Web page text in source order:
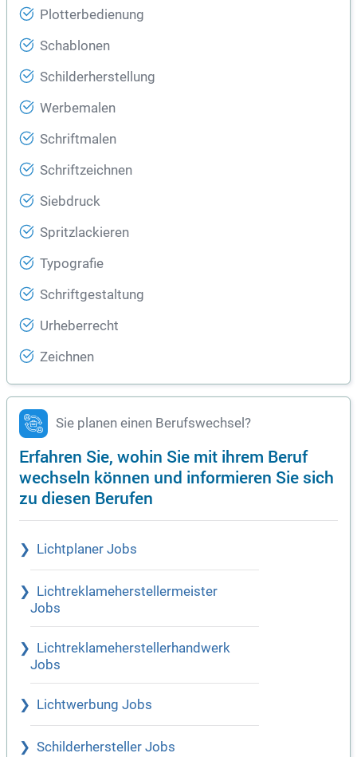
Plotterbedienung
Schablonen
Schilderherstellung
Werbemalen
Schriftmalen
Schriftzeichnen
Siebdruck
Spritzlackieren
Typografie
Schriftgestaltung
Urheberrecht
Zeichnen
Sie planen einen Berufswechsel?
Erfahren Sie, wohin Sie mit ihrem Beruf
wechseln können und informieren Sie sich
zu diesen Berufen
Lichtplaner Jobs
Lichtreklameherstellermeister
Jobs
Lichtreklameherstellerhandwerk
Jobs
Lichtwerbung Jobs
Schilderhersteller Jobs